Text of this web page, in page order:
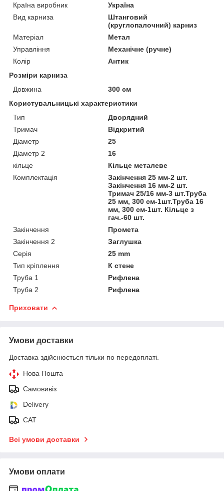
Країна виробник
Україна
Вид карниза
Штанговий
(круглопалочний) карниз
Матеріал
Метал
Управління
Механічне (ручне)
Колір
Антик
Розміри карниза
Довжина
300 см
Користувальницькі характеристики
Тип
Дворядний
Тримач
Відкритий
Діаметр
25
Діаметр 2
16
кільце
Кільце металеве
Комплектація
Закінчення 25 мм-2 шт.
Закінчення 16 мм-2 шт.
Тримач 25/16 мм-3 шт.Труба
25 мм, 300 см-1шт.Труба 16
мм, 300 см-1шт. Кільце з
гач.-60 шт.
Закінчення
Промета
Закінчення 2
Заглушка
Серія
25 mm
Тип кріплення
К стене
Труба 1
Рифлена
Труба 2
Рифлена
Приховати
Умови доставки
Доставка здійснюється тільки по передоплаті.
Нова Пошта
Самовивіз
Delivery
САТ
Всі умови доставки
Умови оплати